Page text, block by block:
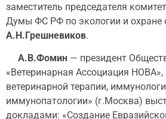
заместитель председателя
Думы ФС РФ по экологии и
А.Н.Грешневиков.
А.В.Фомин — президент
«Ветеринарная Ассоциация
ветеринарной терапии,
иммунопатологии» (г.Москва)
докладами: «Создание